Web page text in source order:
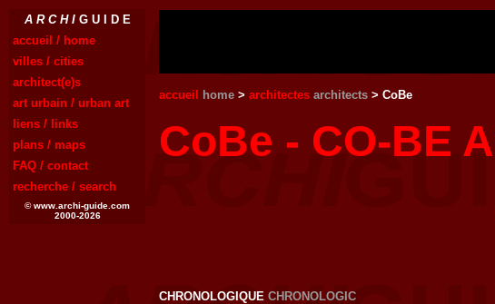
A R C H IG U I D E
accueil / home
villes / cities
architect(e)s
art urbain / urban art
liens / links
plans / maps
FAQ / contact
recherche / search
© www.archi-guide.com
2000-2026
accueil home > architectes architects > CoBe
CoBe - CO-BE
CHRONOLOGIQUE CHRONOLOGIC